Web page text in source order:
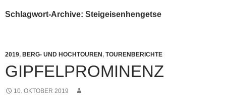
Schlagwort-Archive: Steigeisenhengetse
2019, BERG- UND HOCHTOUREN, TOURENBERICHTE
GIPFELPROMINENZ
10. OKTOBER 2019